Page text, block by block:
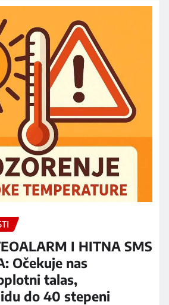
I HITNA SMS
Očekuje nas
talas,
do 40 stepeni